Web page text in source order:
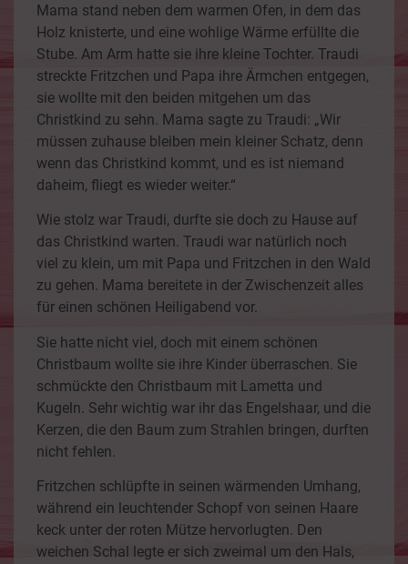
Mama stand neben dem warmen Ofen, in dem das
Holz knisterte, und eine wohlige Wärme erfüllte die
Stube. Am Arm hatte sie ihre kleine Tochter. Traudi
streckte Fritzchen und Papa ihre Ärmchen entgegen,
sie wollte mit den beiden mitgehen um das
Christkind zu sehn. Mama sagte zu Traudi: „Wir
müssen zuhause bleiben mein kleiner Schatz, denn
wenn das Christkind kommt, und es ist niemand
daheim, fliegt es wieder weiter.“
Wie stolz war Traudi, durfte sie doch zu Hause auf
das Christkind warten. Traudi war natürlich noch
viel zu klein, um mit Papa und Fritzchen in den Wald
zu gehen. Mama bereitete in der Zwischenzeit alles
für einen schönen Heiligabend vor.
Sie hatte nicht viel, doch mit einem schönen
Christbaum wollte sie ihre Kinder überraschen. Sie
schmückte den Christbaum mit Lametta und
Kugeln. Sehr wichtig war ihr das Engelshaar, und die
Kerzen, die den Baum zum Strahlen bringen, durften
nicht fehlen.
Fritzchen schlüpfte in seinen wärmenden Umhang,
während ein leuchtender Schopf von seinen Haare
keck unter der roten Mütze hervorlugten. Den
weichen Schal legte er sich zweimal um den Hals,